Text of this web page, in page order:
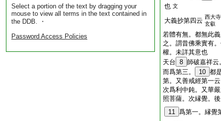
Select a portion of the text by dragging your
mouse to view all terms in the text contained in
the DDB. ・
Password Access Policies
也 文
大義抄第四云 西大寺
玄叡
若體有無。都無此
之。謂昔佛乘實有
權。未詳其意也
天台 8 師破嘉祥云
而爲第三。
10 都
第。又善戒經第一
次爲利中鈍。又華
照菩薩。次縁覺。
11 爲第一。縁覺